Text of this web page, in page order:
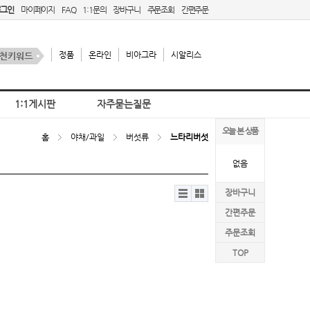
인 마이페이지 FAQ 1:1문의 장바구니 주문조회 간편주문
정품 온라인 비아그라 시알리스
1:1게시판 자주묻는질문
오늘 본 상품
없음
장바구니
간편주문
주문조회
TOP
홈 야채/과일 버섯류 느타리버섯
리스
트뷰
갤러
리뷰